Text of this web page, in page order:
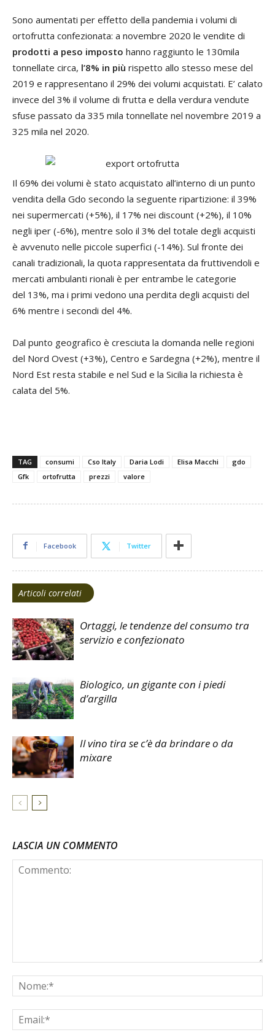
Sono aumentati per effetto della pandemia i volumi di
ortofrutta confezionata: a novembre 2020 le vendite di
prodotti a peso imposto hanno raggiunto le 130mila
tonnellate circa, l’8% in più rispetto allo stesso mese del
2019 e rappresentano il 29% dei volumi acquistati. E’ calato
invece del 3% il volume di frutta e della verdura vendute
sfuse passato da 335 mila tonnellate nel novembre 2019 a
325 mila nel 2020.
Il 69% dei volumi è stato acquistato all’interno di un punto
vendita della Gdo secondo la seguente ripartizione: il 39%
nei supermercati (+5%), il 17% nei discount (+2%), il 10%
negli iper (-6%), mentre solo il 3% del totale degli acquisti
è avvenuto nelle piccole superfici (-14%). Sul fronte dei
canali tradizionali, la quota rappresentata da fruttivendoli e
mercati ambulanti rionali è per entrambe le categorie
del 13%, ma i primi vedono una perdita degli acquisti del
6% mentre i secondi del 4%.
Dal punto geografico è cresciuta la domanda nelle regioni
del Nord Ovest (+3%), Centro e Sardegna (+2%), mentre il
Nord Est resta stabile e nel Sud e la Sicilia la richiesta è
calata del 5%.
TAG consumi Cso Italy Daria Lodi Elisa Macchi
gdo
Gfk
ortofrutta prezzi valore
Facebook Twitter
Articoli correlati
Ortaggi, le tendenze del consumo tra
servizio e confezionato
Biologico, un gigante con i piedi
d’argilla
Il vino tira se c’è da brindare o da
mixare
LASCIA UN COMMENTO